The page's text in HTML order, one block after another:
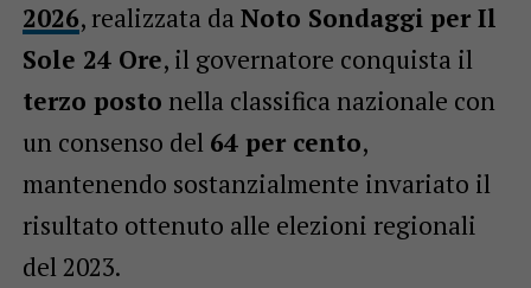
2026, realizzata da Noto Sondaggi per Il
Sole 24 Ore, il governatore conquista il
terzo posto nella classifica nazionale con
un consenso del 64 per cento,
mantenendo sostanzialmente invariato il
risultato ottenuto alle elezioni regionali
del 2023.